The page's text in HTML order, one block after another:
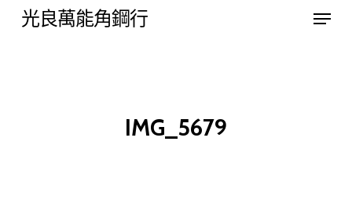
光良萬能角鋼行 Menu
IMG_5679